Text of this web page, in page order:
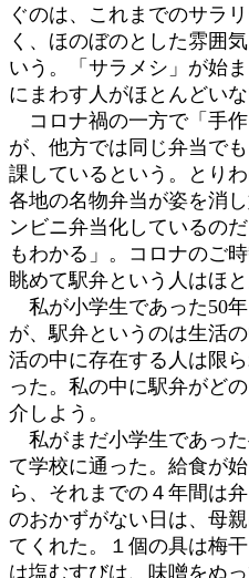
ぐのは、これまでのサラ
く、ほのぼのとした雰囲
いう。「サラメシ」が始
にまわす人がほとんどいな
コロナ禍の一方で「手
が、他方では同じ弁当で
課しているという。とり
各地の名物弁当が姿を消
ンビニ弁当化しているの
もわかる」。コロナのご
眺めて駅弁という人はほと
私が小学生であった50
が、駅弁というのは生活
活の中に存在する人は限
った。私の中に駅弁がど
介しよう。
私がまだ小学生であっ
て学校に通った。給食が
ら、それまでの４年間は
のおかずがない日は、母
てくれた。１個の具は梅
は塩むすびは、味噌をぬ